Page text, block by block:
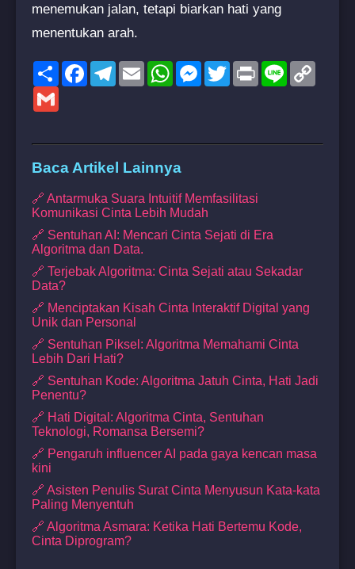
menemukan jalan, tetapi biarkan hati yang
menentukan arah.
ShareFacebookTelegram
EmailWhatsAppMessenger
TwitterPrint Line
Baca Artikel Lainnya
🔗 Antarmuka Suara Intuitif Memfasilitasi
Komunikasi Cinta Lebih Mudah
🔗 Sentuhan AI: Mencari Cinta Sejati di Era
Algoritma dan Data.
🔗 Terjebak Algoritma: Cinta Sejati atau Sekadar
Data?
🔗 Menciptakan Kisah Cinta Interaktif Digital yang
Unik dan Personal
🔗 Sentuhan Piksel: Algoritma Memahami Cinta
Lebih Dari Hati?
🔗 Sentuhan Kode: Algoritma Jatuh Cinta, Hati Jadi
Penentu?
🔗 Hati Digital: Algoritma Cinta, Sentuhan
Teknologi, Romansa Bersemi?
🔗 Pengaruh influencer AI pada gaya kencan masa
kini
🔗 Asisten Penulis Surat Cinta Menyusun Kata-kata
Paling Menyentuh
🔗 Algoritma Asmara: Ketika Hati Bertemu Kode,
Cinta Diprogram?